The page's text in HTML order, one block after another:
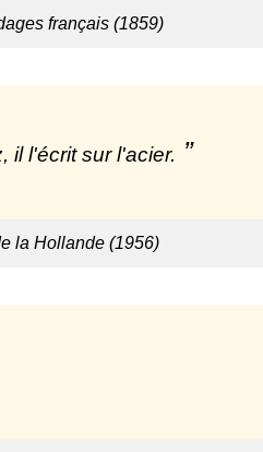
français (1859)
il l'écrit sur l'acier.
la Hollande (1956)